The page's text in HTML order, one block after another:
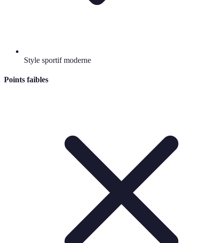
Style sportif moderne
Points faibles